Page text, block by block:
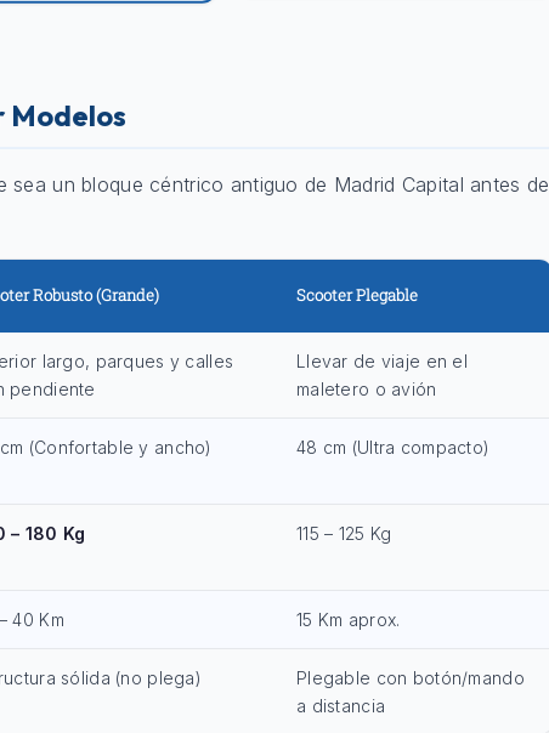
Modelos
un bloque céntrico antiguo de Madrid Capital antes de
Robusto (Grande) Scooter Plegable
largo, parques y calles
pendiente
Llevar de viaje en el
maletero o avión
(Confortable y ancho) 48 cm (Ultra compacto)
– 180 Kg 115 – 125 Kg
40 Km 15 Km aprox.
sólida (no plega)
Plegable con botón/mando
a distancia